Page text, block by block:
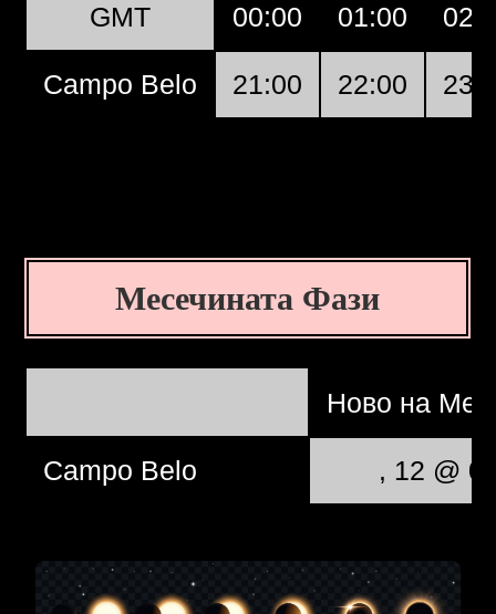
GMT 00:00 01:00
Campo Belo 21:00 22:00
Месечината Фази
Ново на
Campo Belo , 12 @